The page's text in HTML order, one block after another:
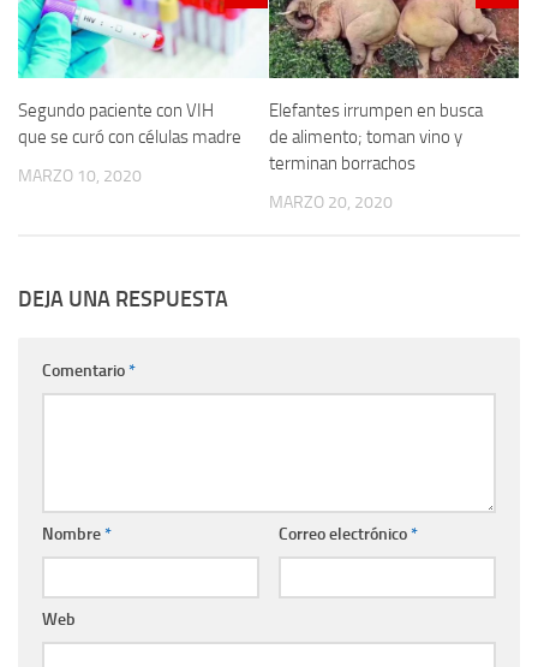
Segundo paciente con VIH
que se curó con células madre
MARZO 10, 2020
Elefantes irrumpen en busca
de alimento; toman vino y
terminan borrachos
MARZO 20, 2020
DEJA UNA RESPUESTA
Comentario*
Nombre* Correo electrónico*
Web